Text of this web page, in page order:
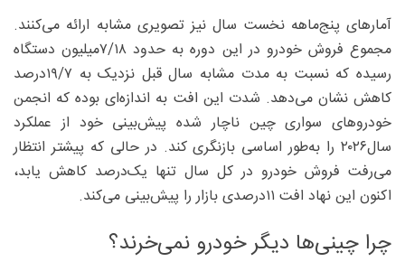
آمارهای پنج‌ماهه نخست سال نیز تصویری مشابه ارائه می‌کنند.
مجموع فروش خودرو در این دوره به حدود ۱۸/‏۷‌میلیون دستگاه
رسیده که نسبت به مدت مشابه سال قبل نزدیک به ۷/‏۱۹‌درصد
کاهش نشان می‌دهد. شدت این افت به اندازه‌ای بوده که انجمن
خودروهای سواری چین ناچار شده پیش‌بینی خود از عملکرد
سال۲۰۲۶ را به‌طور اساسی بازنگری کند. در حالی که پیشتر انتظار
می‌رفت فروش خودرو در کل سال تنها یک‌درصد کاهش یابد،
اکنون این نهاد افت ۱۱‌درصدی بازار را پیش‌بینی می‌کند.
چرا چینی‌ها دیگر خودرو نمی‌خرند؟